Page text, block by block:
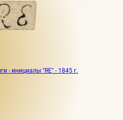
- инициалы "RE" - 1845 г.